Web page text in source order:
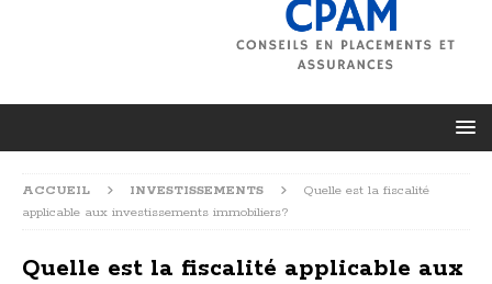
ACCUEIL INVESTISSEMENTS
Quelle est la fiscalité
applicable aux investissements immobiliers?
Quelle est la fiscalité applicable aux